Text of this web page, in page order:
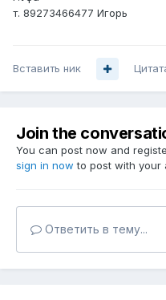
т. 89273466477 Игорь
Вставить ник
Join the
You can post now and
sign in now to post with your
Ответить в тему...